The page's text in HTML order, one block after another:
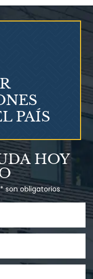
de
HOY
son obligatorios
PAÍS